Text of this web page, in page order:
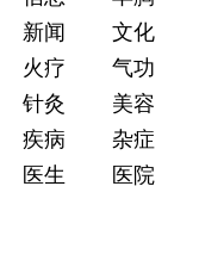
新闻
文化
火疗
气功
针灸
美容
疾病
杂症
医生
医院